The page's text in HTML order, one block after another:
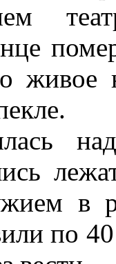
живое
в
по